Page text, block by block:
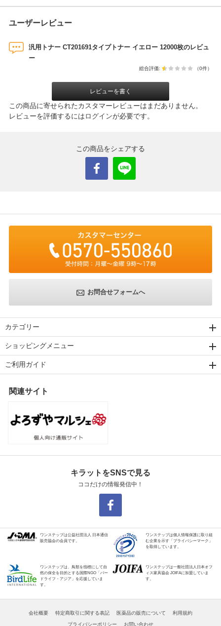
ユーザーレビュー
汎用トナー CT201691タイプトナー イエロー 12000枚のレビュ
ー
総合評価: （0件）
レビューを書く
この商品に寄せられたカスタマーレビューはまだありません。
レビューを評価するにはログインが必要です。
この商品をシェアする
お問合せフォームへ
カテゴリー
ショッピングメニュー
ご利用ガイド
関連サイト
キラットをSNSで見る
ココだけの情報発信中！
ワンステップは公益社団法人 日本通信
販売協会の会員です。
ワンステップは個人情報保護に取り組
む企業を示す「プライバシーマーク」
を取得しています。
ワンステップは、鳥類を指標にして自
然の保全を目的とする国際NGO「バー
ドライフ・アジア」を応援していま
す。
ワンステップは一般社団法人日本オフ
ィス家具協会 JOIFAに加盟していま
す。
会社概要 特定商取引に関する表記 医薬品の販売について 利用規約
プライバシーポリシー お問い合わせ